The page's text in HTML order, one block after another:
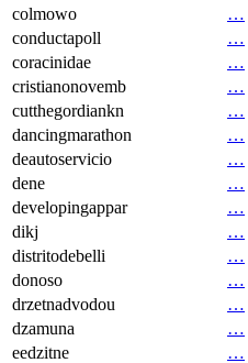
colmowo
…
conductapoll
…
coracinidae
…
cristianonovemb
…
cutthegordiankn
…
dancingmarathon
…
deautoservicio
…
dene
…
developingappar
…
dikj
…
distritodebelli
…
donoso
…
drzetnadvodou
…
dzamuna
…
eedzitne
…